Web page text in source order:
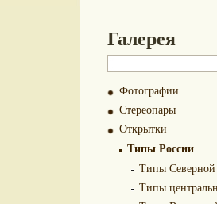
Галерея
Фотографии
Стереопары
Открытки
Типы России
Типы Северной
Типы